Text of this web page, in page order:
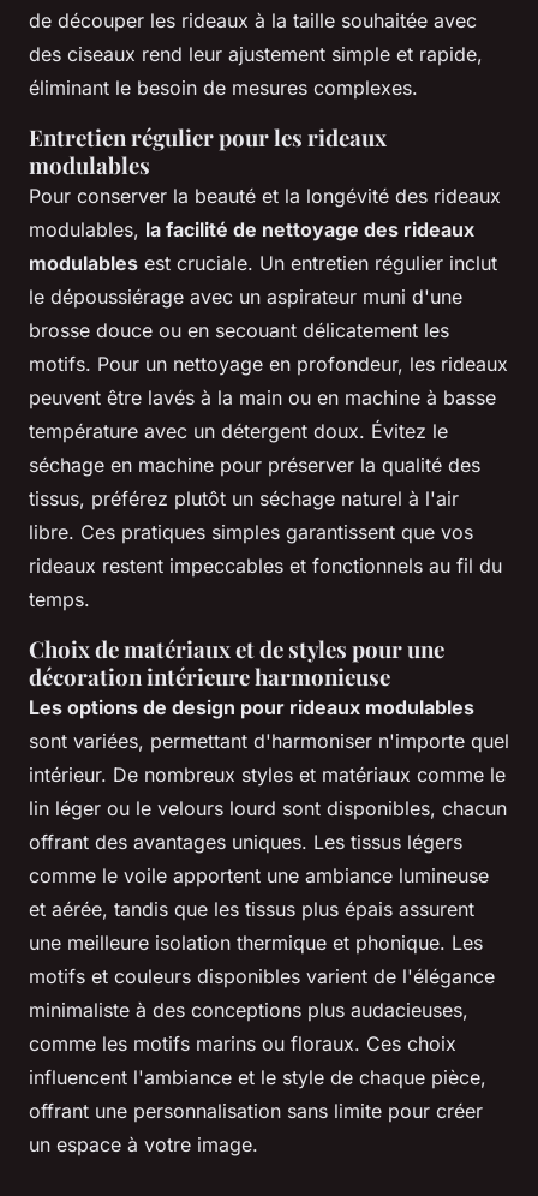
de découper les rideaux à la taille souhaitée avec
des ciseaux rend leur ajustement simple et rapide,
éliminant le besoin de mesures complexes.
Entretien régulier pour les rideaux
modulables
Pour conserver la beauté et la longévité des rideaux
modulables, la facilité de nettoyage des rideaux
modulables est cruciale. Un entretien régulier inclut
le dépoussiérage avec un aspirateur muni d'une
brosse douce ou en secouant délicatement les
motifs. Pour un nettoyage en profondeur, les rideaux
peuvent être lavés à la main ou en machine à basse
température avec un détergent doux. Évitez le
séchage en machine pour préserver la qualité des
tissus, préférez plutôt un séchage naturel à l'air
libre. Ces pratiques simples garantissent que vos
rideaux restent impeccables et fonctionnels au fil du
temps.
Choix de matériaux et de styles pour une
décoration intérieure harmonieuse
Les options de design pour rideaux modulables
sont variées, permettant d'harmoniser n'importe quel
intérieur. De nombreux styles et matériaux comme le
lin léger ou le velours lourd sont disponibles, chacun
offrant des avantages uniques. Les tissus légers
comme le voile apportent une ambiance lumineuse
et aérée, tandis que les tissus plus épais assurent
une meilleure isolation thermique et phonique. Les
motifs et couleurs disponibles varient de l'élégance
minimaliste à des conceptions plus audacieuses,
comme les motifs marins ou floraux. Ces choix
influencent l'ambiance et le style de chaque pièce,
offrant une personnalisation sans limite pour créer
un espace à votre image.